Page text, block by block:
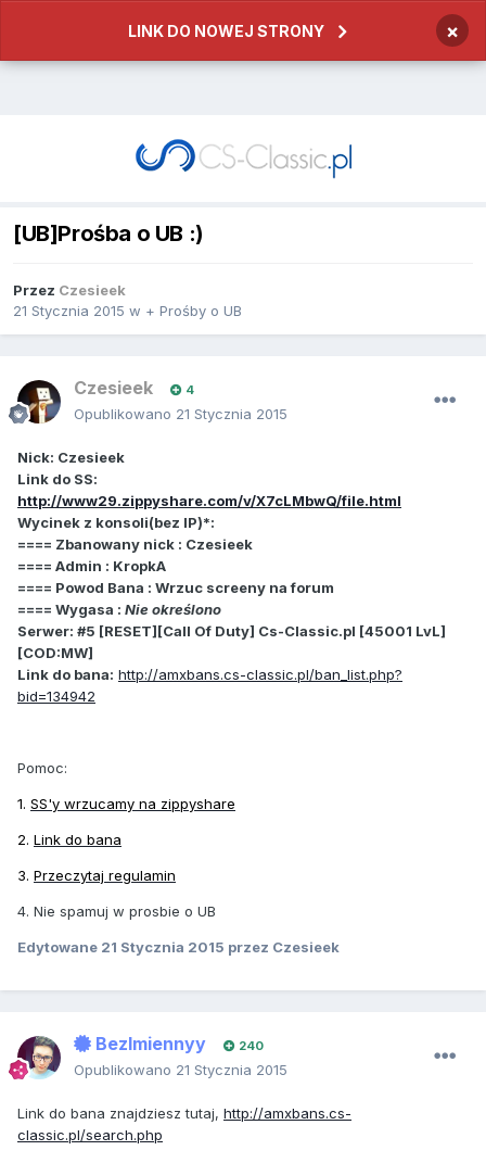
LINK DO NOWEJ STRONY ×
[UB]Prośba o UB :)
Przez Czesieek
21 Stycznia 2015 w + Prośby o UB
Czesieek 4
Opublikowano 21 Stycznia 2015
Nick: Czesieek
Link do SS:
http://www29.zippyshare.com/v/X7cLMbwQ/file.html
Wycinek z konsoli(bez IP)*:
==== Zbanowany nick : Czesieek
==== Admin : KropkA
==== Powod Bana : Wrzuc screeny na forum
==== Wygasa : Nie określono
Serwer: #5 [RESET][Call Of Duty] Cs-Classic.pl [45001 LvL]
[COD:MW]
Link do bana: http://amxbans.cs-classic.pl/ban_list.php?
bid=134942
Pomoc:
1. SS'y wrzucamy na zippyshare
2. Link do bana
3. Przeczytaj regulamin
4. Nie spamuj w prosbie o UB
Edytowane 21 Stycznia 2015 przez Czesieek
BezImiennyy 240
Opublikowano 21 Stycznia 2015
Link do bana znajdziesz tutaj, http://amxbans.cs-
classic.pl/search.php